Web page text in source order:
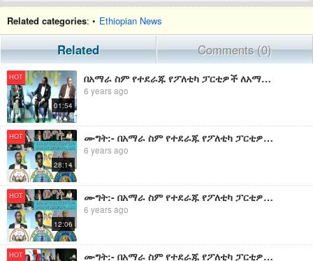
Related categories: • Ethiopian News
Related Comments (0)
HOT
01:54
በአማራ ስም የተደራጁ የፖለቲካ ፓርቲዎች ለአማራው ምን ይዘዋል?፤ በምንስ ይለያሉ?
6 years ago
HOT
28:14
ሙግት:- በአማራ ስም የተደራጁ የፖለቲካ ፓርቲዎች ለአማራው ምን ይዘዋል?፤ በምንስ ይለያሉ? ክፍል ፩
6 years ago
HOT
12:06
ሙግት:- በአማራ ስም የተደራጁ የፖለቲካ ፓርቲዎች ለአማራው ምን ይዘዋል?፤ በምንስ ይለያሉ? ክፍል ፪
6 years ago
HOT ሙግት:- በአማራ ስም የተደራጁ የፖለቲካ ፓርቲዎች ለአማራው ምን ይዘዋል?፤ በምንስ ይለያሉ? ክፍል ሁለት ሀ